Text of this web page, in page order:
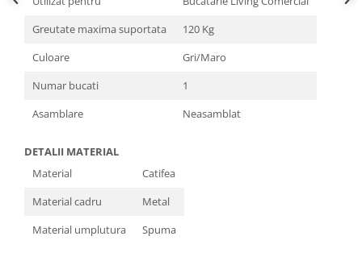
Greutate maxima suportata
120 Kg
Culoare
Gri/Maro
Numar bucati
1
Asamblare
Neasamblat
DETALII MATERIAL
Material
Catifea
Material cadru
Metal
Material umplutura
Spuma